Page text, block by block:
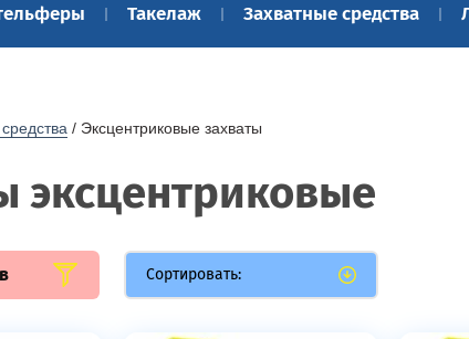
Такелаж Захватные средства
/ Эксцентриковые захваты
эксцентриковые
Сортировать: